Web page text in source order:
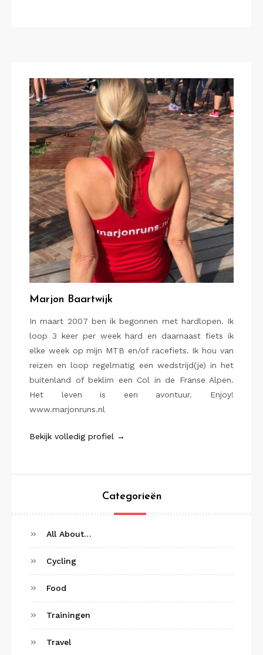
Marjon Baartwijk
In maart 2007 ben ik begonnen met hardlopen. Ik
loop 3 keer per week hard en daarnaast fiets ik
elke week op mijn MTB en/of racefiets. Ik hou van
reizen en loop regelmatig een wedstrijd(je) in het
buitenland of beklim een Col in de Franse Alpen.
Het leven is een avontuur. Enjoy!
www.marjonruns.nl
Bekijk volledig profiel →
Categorieën
All About…
Cycling
Food
Trainingen
Travel